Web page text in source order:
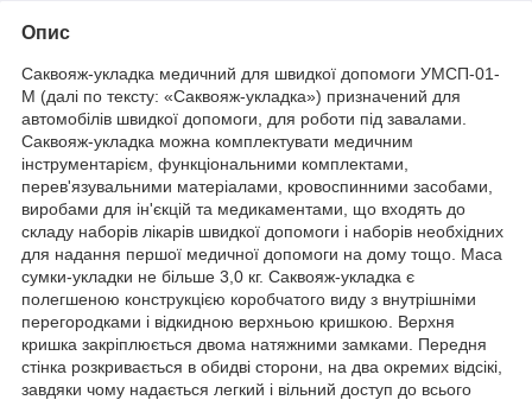
Опис
Саквояж-укладка медичний для швидкої допомоги УМСП-01-
М (далі по тексту: «Саквояж-укладка») призначений для
автомобілів швидкої допомоги, для роботи під завалами.
Саквояж-укладка можна комплектувати медичним
інструментарієм, функціональними комплектами,
перев'язувальними матеріалами, кровоспинними засобами,
виробами для ін'єкцій та медикаментами, що входять до
складу наборів лікарів швидкої допомоги і наборів необхідних
для надання першої медичної допомоги на дому тощо. Маса
сумки-укладки не більше 3,0 кг. Саквояж-укладка є
полегшеною конструкцією коробчатого виду з внутрішніми
перегородками і відкидною верхньою кришкою. Верхня
кришка закріплюється двома натяжними замками. Передня
стінка розкривається в обидві сторони, на два окремих відсікі,
завдяки чому надається легкий і вільний доступ до всього